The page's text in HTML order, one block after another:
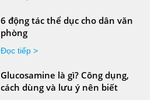
6 động tác thể dục cho dân văn
phòng
Đọc tiếp >
Glucosamine là gì? Công dụng,
cách dùng và lưu ý nên biết